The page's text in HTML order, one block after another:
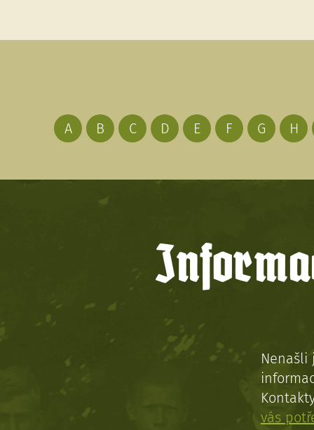
A B C D E F G H
Nenašli
vás